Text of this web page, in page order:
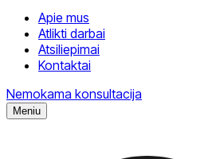
Apie mus
Atlikti darbai
Atsiliepimai
Kontaktai
Nemokama konsultacija
Meniu